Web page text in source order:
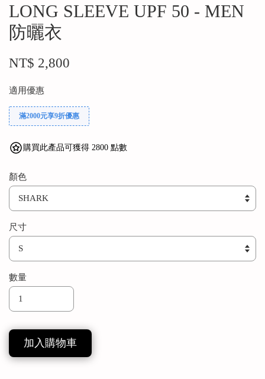
LONG SLEEVE UPF 50 - MEN
防曬衣
NT$ 2,800
適用優惠
滿2000元享9折優惠
購買此產品可獲得 2800 點數
顏色
尺寸
數量
加入購物車